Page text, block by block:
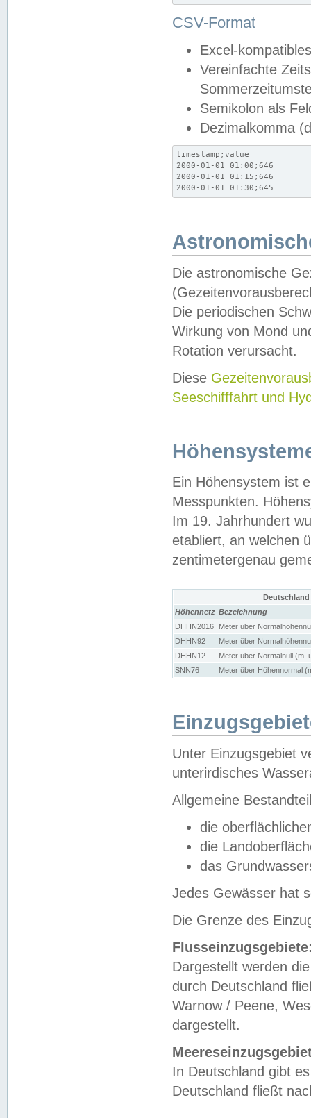
CSV-Format
Excel-
Vereinfachte
Semikolon als
Dezimalkomma
timestamp;value
2000-01-01 01:00;646
2000-01-01 01:15;646
2000-01-01 01:30;645
Die astronomische
Die periodischen
Wirkung von Mond
Rotation verursacht.
Diese
Seeschifffahrt und
Ein Höhensystem ist
Messpunkten.
Im 19. Jahrhundert
etabliert, an welchen
zentimetergenau
Höhennetz Bezeichnung
DHHN2016
Meter über
DHHN92
Meter über
DHHN12
Meter über Normalnull (m.
SNN76
Meter über Höhennormal
Unter Einzugsgebiet
unterirdisches
Allgemeine
die
die
das
Jedes Gewässer hat
Die Grenze des
Dargestellt werden
durch Deutschland
Warnow / Peene,
dargestellt.
In Deutschland gibt
Deutschland fließt